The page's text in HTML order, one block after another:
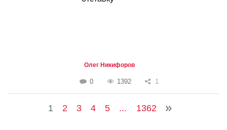
Олег Никифоров
0 1392 1
1 2 3 4 5 ... 1362